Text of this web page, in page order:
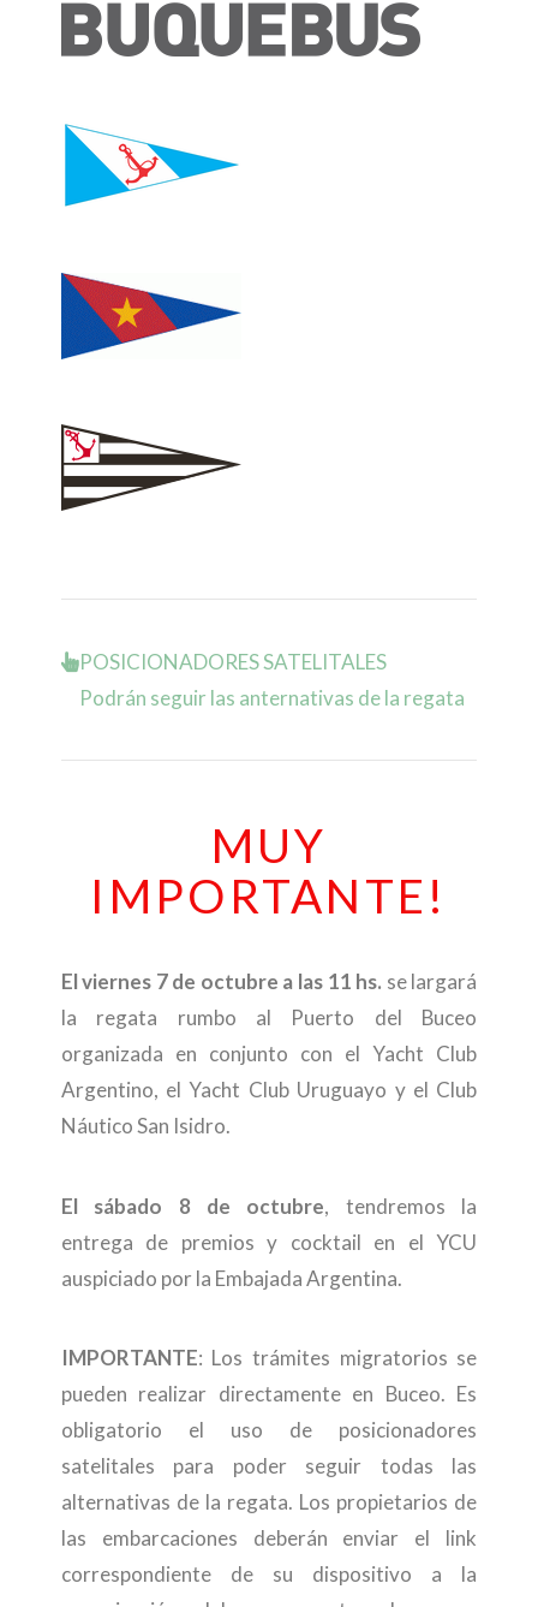
POSICIONADORES SATELITALES
Podrán seguir las anternativas de la regata
MUY
IMPORTANTE!
El viernes 7 de octubre a las 11 hs. se largará
la regata rumbo al Puerto del Buceo
organizada en conjunto con el Yacht Club
Argentino, el Yacht Club Uruguayo y el Club
Náutico San Isidro.
El sábado 8 de octubre, tendremos la
entrega de premios y cocktail en el YCU
auspiciado por la Embajada Argentina.
IMPORTANTE: Los trámites migratorios se
pueden realizar directamente en Buceo. Es
obligatorio el uso de posicionadores
satelitales para poder seguir todas las
alternativas de la regata. Los propietarios de
las embarcaciones deberán enviar el link
correspondiente de su dispositivo a la